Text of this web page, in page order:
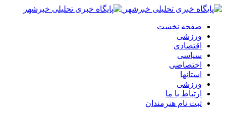
صفحه نخست
ورزشی
اقتصادی
سیاسی
اختصاصی
استانها
ورزشی
ارتباط با ما
ثبت نام هنرمندان